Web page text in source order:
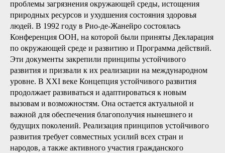
проблемы загрязнения окружающей среды, истощения
природных ресурсов и ухудшения состояния здоровья
людей. В 1992 году в Рио-де-Жанейро состоялась
Конференция ООН, на которой были приняты Декларация
по окружающей среде и развитию и Программа действий.
Эти документы закрепили принципы устойчивого
развития и призвали к их реализации на международном
уровне. В XXI веке Концепция устойчивого развития
продолжает развиваться и адаптироваться к новым
вызовам и возможностям. Она остается актуальной и
важной для обеспечения благополучия нынешнего и
будущих поколений. Реализация принципов устойчивого
развития требует совместных усилий всех стран и
народов, а также активного участия гражданского